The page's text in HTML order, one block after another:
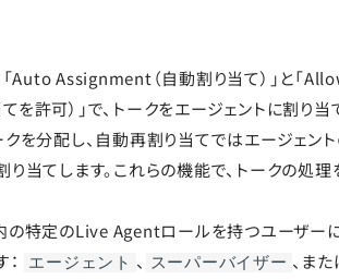
Auto Assignment（自動割り当て）」と「
可）」で、トークをエージェントに割り当
を分配し、自動再割り当てではエージェン
当てします。これらの機能で、トークの処理
の特定のLive Agentロールを持つユーザー
エージェント 、 スーパーバイザー 、また